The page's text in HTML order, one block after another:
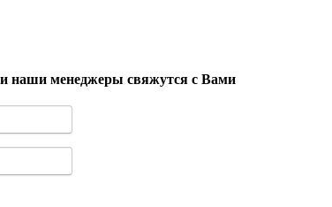
и наши менеджеры свяжутся с Вами